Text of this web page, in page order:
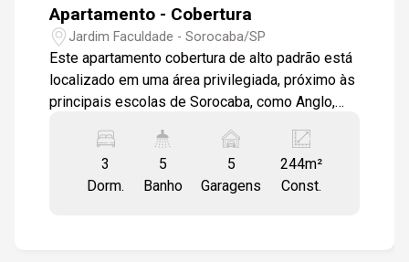
Apartamento - Cobertura
Jardim Faculdade - Sorocaba/SP
Este apartamento cobertura de alto padrão está
localizado em uma área privilegiada, próximo às
principais escolas de Sorocaba, como Anglo,
comodidade e acesso fácil às melhores opções
de educação da cidade. O imóvel conta com três
suítes, todas projetadas para proporcionar
3
Dorm.
5
Banho
5
Garagens
244m²
Const.